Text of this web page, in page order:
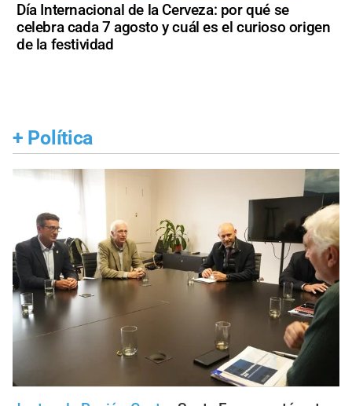
Día Internacional de la Cerveza: por qué se
celebra cada 7 agosto y cuál es el curioso origen
de la festividad
+ Política